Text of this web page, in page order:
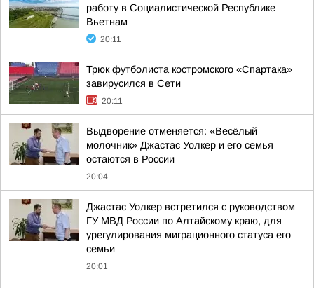
работу в Социалистической Республике
Вьетнам
20:11
Трюк футболиста костромского «Спартака»
завирусился в Сети
20:11
Выдворение отменяется: «Весёлый
молочник» Джастас Уолкер и его семья
остаются в России
20:04
Джастас Уолкер встретился с руководством
ГУ МВД России по Алтайскому краю, для
урегулирования миграционного статуса его
семьи
20:01